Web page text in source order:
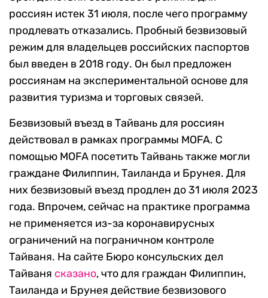
россиян истек 31 июля, после чего программу
продлевать отказались. Пробный безвизовый
режим для владельцев российских паспортов
был введен в 2018 году. Он был предложен
россиянам на экспериментальной основе для
развития туризма и торговых связей.
Безвизовый въезд в Тайвань для россиян
действовал в рамках программы MOFA. С
помощью MOFA посетить Тайвань также могли
граждане Филиппин, Таиланда и Брунея. Для
них безвизовый въезд продлен до 31 июля 2023
года. Впрочем, сейчас на практике программа
не применяется из-за коронавирусных
ограничений на пограничном контроле
Тайваня. На сайте Бюро консульских дел
Тайваня сказано, что для граждан Филиппин,
Таиланда и Брунея действие безвизового